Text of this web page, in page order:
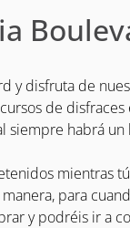
y disfruta de
de disfraces
siempre habrá un
mientras
para
y podréis ir a